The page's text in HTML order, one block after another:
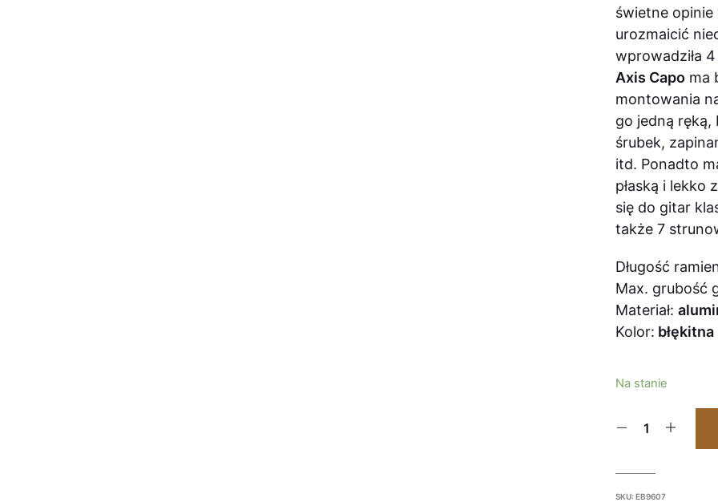
świetne
urozmaicić
wprowadziła
Axis Capo ma
montowania
go jedną ręką,
śrubek,
itd. Ponadto
płaską i lekko
się do gitar
także 7
Długość
Max. grubość
Materiał:
Kolor:
Na stanie
SKU:EB9607